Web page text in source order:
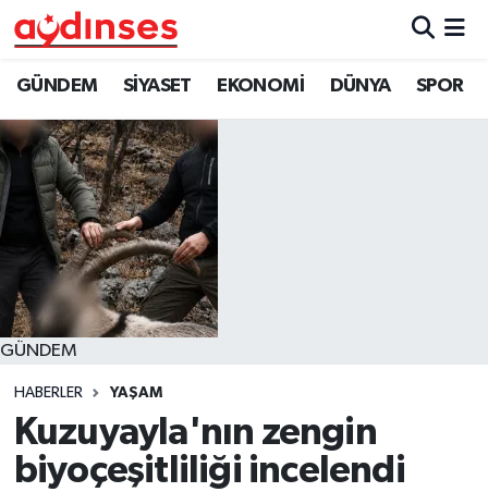
GÜNDEM SİYASET EKONOMİ DÜNYA SPOR
GÜNDEM
HABERLER YAŞAM
Kuzuyayla'nın zengin
biyoçeşitliliği incelendi
GÜNDEM
SİYASET
EKONOMİ
DÜNYA
SPOR
MAGAZİN
Nöbetçi Eczaneler
Hava Durumu
Aydin Namaz Vakitleri
Trafik Durumu
Süper Lig Puan Durumu ve Fikstür
Tüm Manşetler
Son Dakika Haberleri
Haber Arşivi